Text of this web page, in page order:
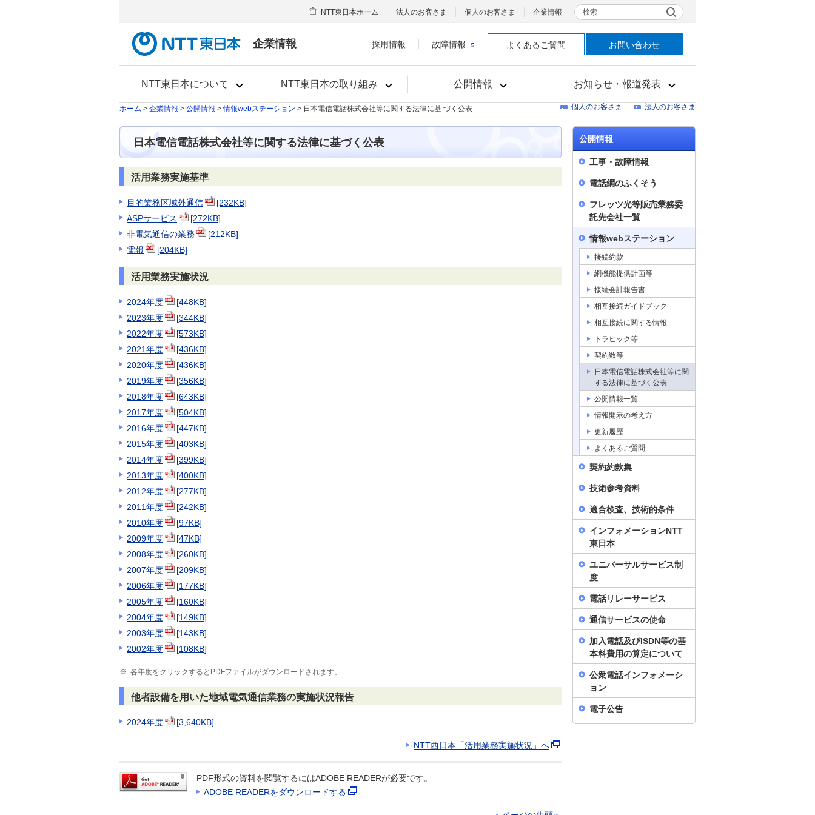
企業情報
NTT東日本について NTT東日本の取り組み 公開情報 お知らせ・報道発表
NTT東日本ホーム 法人のお客さま 個人のお客さま 企業情報 検索
採用情報 故障情報 よくあるご質問 お問い合わせ
ホーム > 企業情報 > 公開情報 >情報webステーション > 日本電信電話株式会社等に関する法律に基 づく公表 個人のお客さま 法人のお客さま
日本電信電話株式会社等に関する法律に基づく公表
活用業務実施基準
目的業務区域外通信
[232KB]
ASPサービス
[272KB]
非電気通信の業務
[212KB]
電報
[204KB]
活用業務実施状況
2024年度
[448KB]
2023年度
[344KB]
2022年度
[573KB]
2021年度
[436KB]
2020年度
[436KB]
2019年度
[356KB]
2018年度
[643KB]
2017年度
[504KB]
2016年度
[447KB]
2015年度
[403KB]
2014年度
[399KB]
2013年度
[400KB]
2012年度
[277KB]
2011年度
[242KB]
2010年度
[97KB]
2009年度
[47KB]
2008年度
[260KB]
2007年度
[209KB]
2006年度
[177KB]
2005年度
[160KB]
2004年度
[149KB]
2003年度
[143KB]
2002年度
[108KB]
※ 各年度をクリックするとPDFファイルがダウンロードされます。
他者設備を用いた地域電気通信業務の実施状況報告
2024年度 [3,640KB]
NTT西日本「活用業務実施状況」へ
PDF形式の資料を閲覧するにはADOBE READERが必要です。
ADOBE READERをダウンロードする
公開情報
工事・故障情報
電話網のふくそう
フレッツ光等販売業務委
託先会社一覧
情報webステーション
接続約款
網機能提供計画等
接続会計報告書
相互接続ガイドブック
相互接続に関する情報
トラヒック等
契約数等
日本電信電話株式会社等に関
する法律に基づく公表
公開情報一覧
情報開示の考え方
更新履歴
よくあるご質問
契約約款集
技術参考資料
適合検査、技術的条件
インフォメーションNTT
東日本
ユニバーサルサービス制
度
電話リレーサービス
通信サービスの使命
加入電話及びISDN等の基
本料費用の算定について
公衆電話インフォメーシ
ョン
電子公告